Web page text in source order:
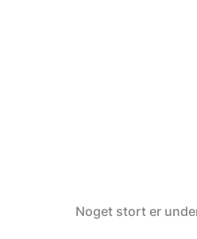
Noget stort er